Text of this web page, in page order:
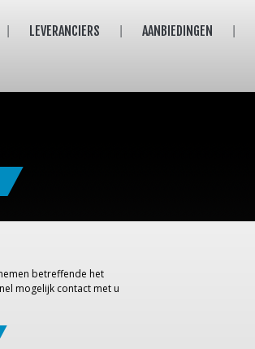
LEVERANCIERS AANBIEDINGEN
betreffende het
mogelijk contact met u